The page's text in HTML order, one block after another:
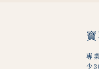
專
少